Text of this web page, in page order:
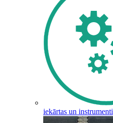
iekārtas un instrumenti